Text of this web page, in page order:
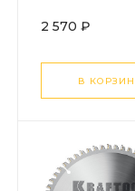
190-30)
2 570 ₽
В